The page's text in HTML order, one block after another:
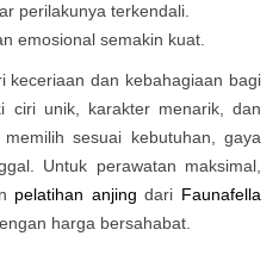
perilakunya terkendali.
emosional semakin kuat.
keceriaan dan kebahagiaan bagi
ciri unik, karakter menarik, dan
sesuai kebutuhan, gaya
Untuk perawatan maksimal,
pelatihan anjing dari Faunafella
harga bersahabat.